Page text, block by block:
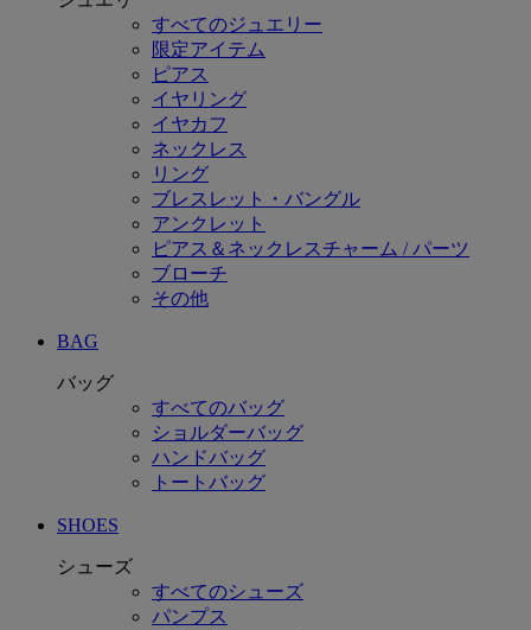
すべてのジュエリー
限定アイテム
ピアス
イヤリング
イヤカフ
ネックレス
リング
ブレスレット・バングル
アンクレット
ピアス＆ネックレスチャーム / パーツ
ブローチ
その他
BAG
バッグ
すべてのバッグ
ショルダーバッグ
ハンドバッグ
トートバッグ
SHOES
シューズ
すべてのシューズ
パンプス